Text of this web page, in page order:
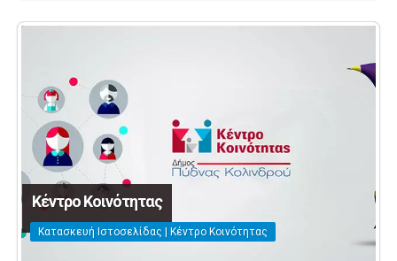
Κέντρο Κοινότητας
Κατασκευή Ιστοσελίδας | Κέντρο Κοινότητας